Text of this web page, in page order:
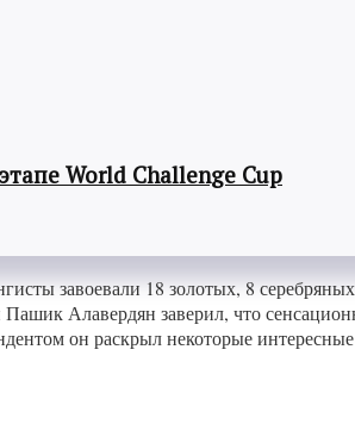
World Challenge Cup
завоевали 18 золотых, 8
Алавердян заверил, что
он раскрыл некоторые